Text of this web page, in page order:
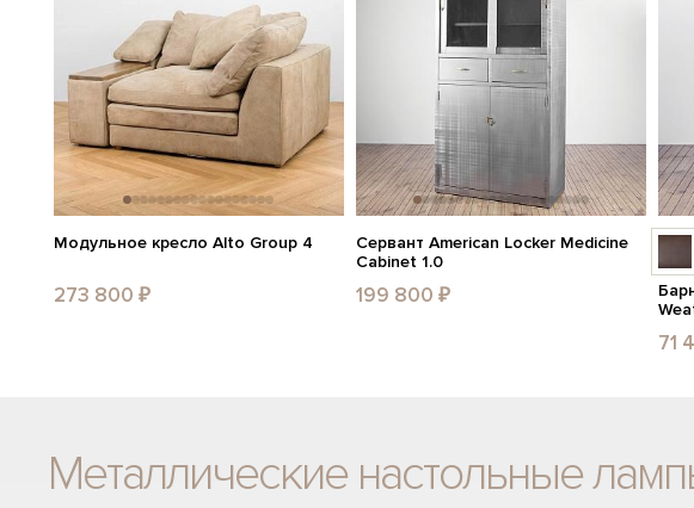
Модульное кресло Alto Group 4
273 800 ₽
Сервант American Locker Medicine
Cabinet 1.0
199 800 ₽
71
Металлические настольные